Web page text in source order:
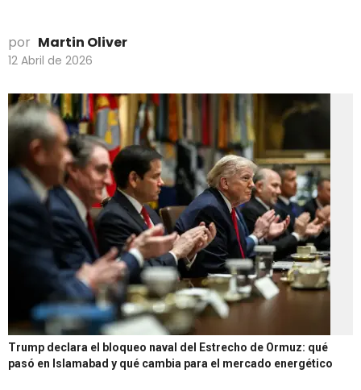
por Martin Oliver
12 Abril de 2026
Trump declara el bloqueo naval del Estrecho de Ormuz: qué
pasó en Islamabad y qué cambia para el mercado energético